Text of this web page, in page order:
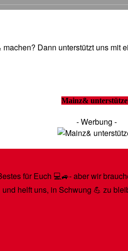
Dann unterstützt uns mit
Mainz&
- Werbung -
für Euch 💻🚙- aber wir
helft uns, in Schwung 💪 zu